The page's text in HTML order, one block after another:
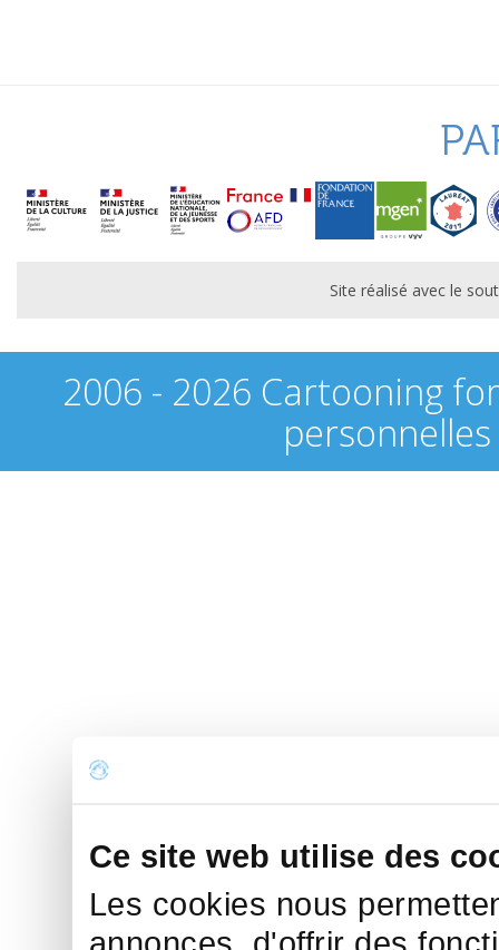
Ce site web utilise des
Les cookies nous
Site réalisé avec le
2006 - 2026 Cartooning
personnelles